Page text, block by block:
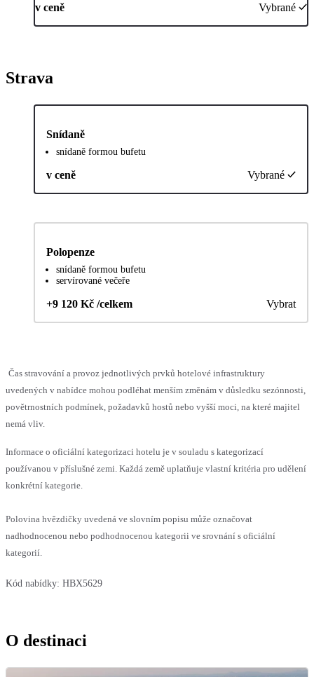
v ceně Vybrané
Strava
Snídaně
snídaně formou bufetu
v ceně Vybrané
Polopenze
snídaně formou bufetu
servírované večeře
+9 120 Kč /celkem Vybrat
Čas stravování a provoz jednotlivých prvků hotelové infrastruktury
uvedených v nabídce mohou podléhat menším změnám v důsledku sezónnosti,
povětrnostních podmínek, požadavků hostů nebo vyšší moci, na které majitel
nemá vliv.
Informace o oficiální kategorizaci hotelu je v souladu s kategorizací
používanou v příslušné zemi. Každá země uplatňuje vlastní kritéria pro udělení
konkrétní kategorie.
Polovina hvězdičky uvedená ve slovním popisu může označovat
nadhodnocenou nebo podhodnocenou kategorii ve srovnání s oficiální
kategorií.
Kód nabídky: HBX5629
O destinaci